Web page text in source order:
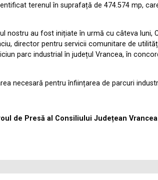
terenul în suprafață de 474.574 mp,
nostru au fost inițiate în urmă cu câteva luni,
director pentru servicii comunitare de
parc industrial în județul Vrancea, în
necesară pentru înființarea de parcuri
de Presă al Consiliului Județean Vrancea